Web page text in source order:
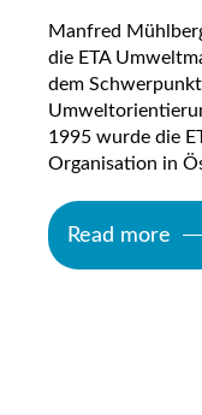
Manfred
die ETA
dem
1995 wurde die
Organisation in
Read more